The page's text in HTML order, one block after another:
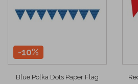
-10%
Blue Polka Dots Paper Flag